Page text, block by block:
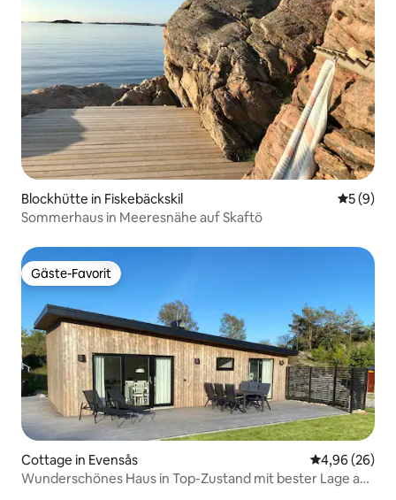
Blockhütte in Fiskebäckskil
5 (9)
Sommerhaus in Meeresnähe auf Skaftö
Gäste-Favorit
Gäste-Favorit
Cottage in Evensås
4,96 (26)
Wunderschönes Haus in Top-Zustand mit bester Lage am